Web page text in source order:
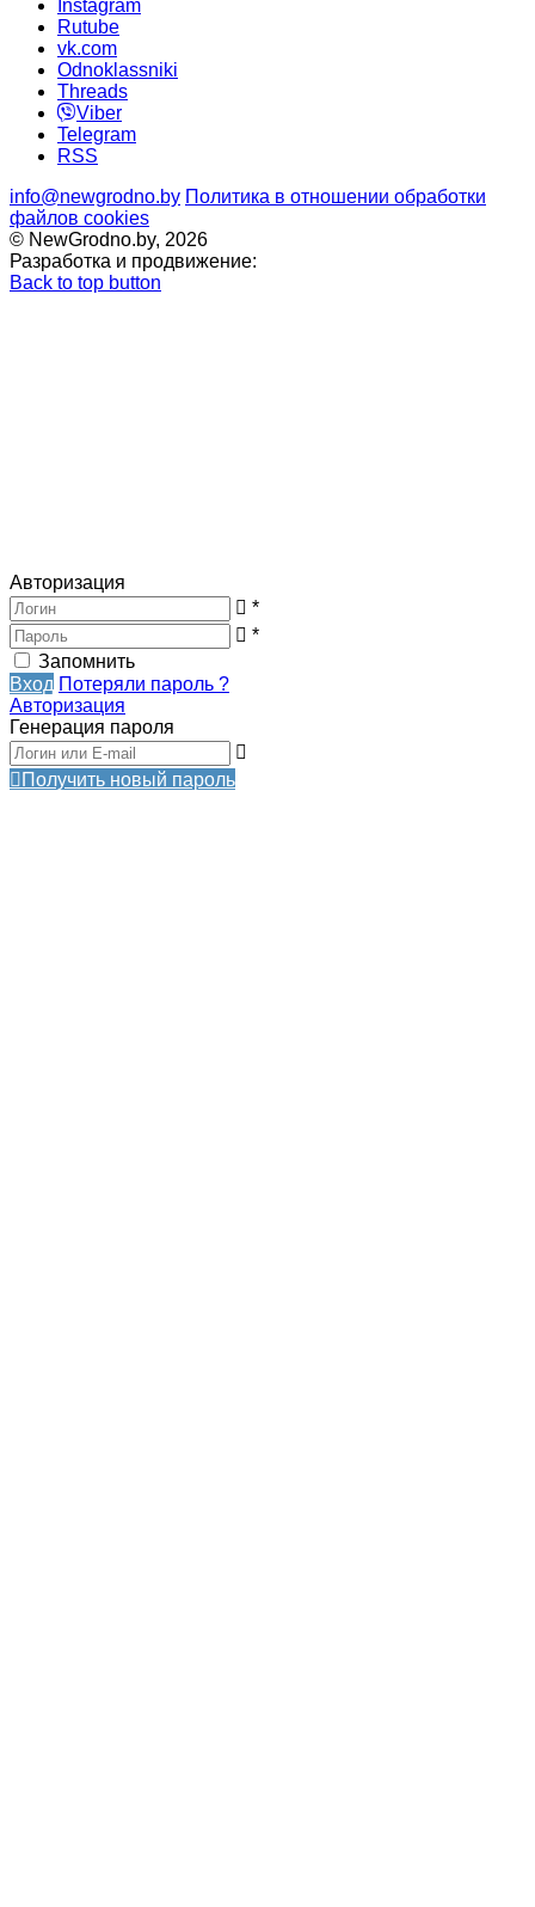
Instagram
Rutube
vk.com
Odnoklassniki
Threads
Viber
Telegram
RSS
info@newgrodno.by Политика в отношении обработки
файлов cookies
© NewGrodno.by, 2026
Разработка и продвижение:
Back to top button
Авторизация
*
*
Запомнить
Вход Потеряли пароль ?
Авторизация
Генерация пароля
Получить новый пароль